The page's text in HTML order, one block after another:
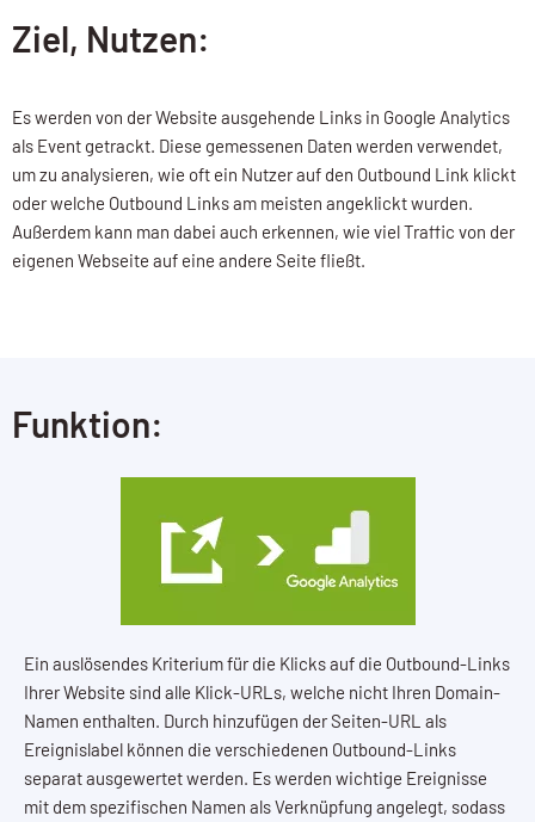
Ziel, Nutzen:
Es werden von der Website ausgehende Links in Google Analytics
als Event getrackt. Diese gemessenen Daten werden verwendet,
um zu analysieren, wie oft ein Nutzer auf den Outbound Link klickt
oder welche Outbound Links am meisten angeklickt wurden.
Außerdem kann man dabei auch erkennen, wie viel Traffic von der
eigenen Webseite auf eine andere Seite fließt.
Funktion:
Ein auslösendes Kriterium für die Klicks auf die Outbound-Links
Ihrer Website sind alle Klick-URLs, welche nicht Ihren Domain-
Namen enthalten. Durch hinzufügen der Seiten-URL als
Ereignislabel können die verschiedenen Outbound-Links
separat ausgewertet werden. Es werden wichtige Ereignisse
mit dem spezifischen Namen als Verknüpfung angelegt, sodass